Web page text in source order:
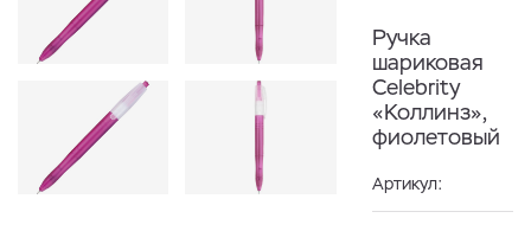
Ручка
шариковая
Celebrity
«Коллинз»,
фиолетовый
Артикул: